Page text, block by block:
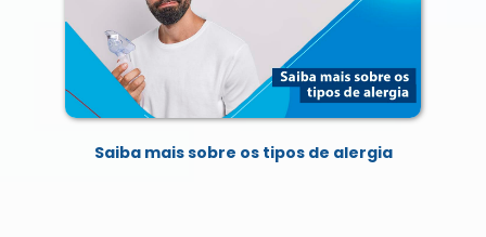
Saiba mais sobre os tipos de alergia